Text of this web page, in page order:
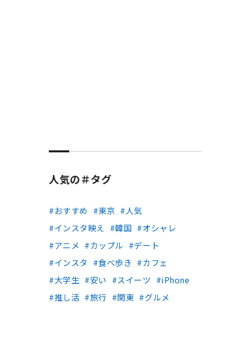
人気の＃タグ
おすすめ 東京
人気
インスタ映え
韓国
オシャレ
アニメ
カップル
デート
インスタ
食べ歩き
カフェ
大学生
安い スイーツ
iPhone
推し活
旅行 関東 グルメ